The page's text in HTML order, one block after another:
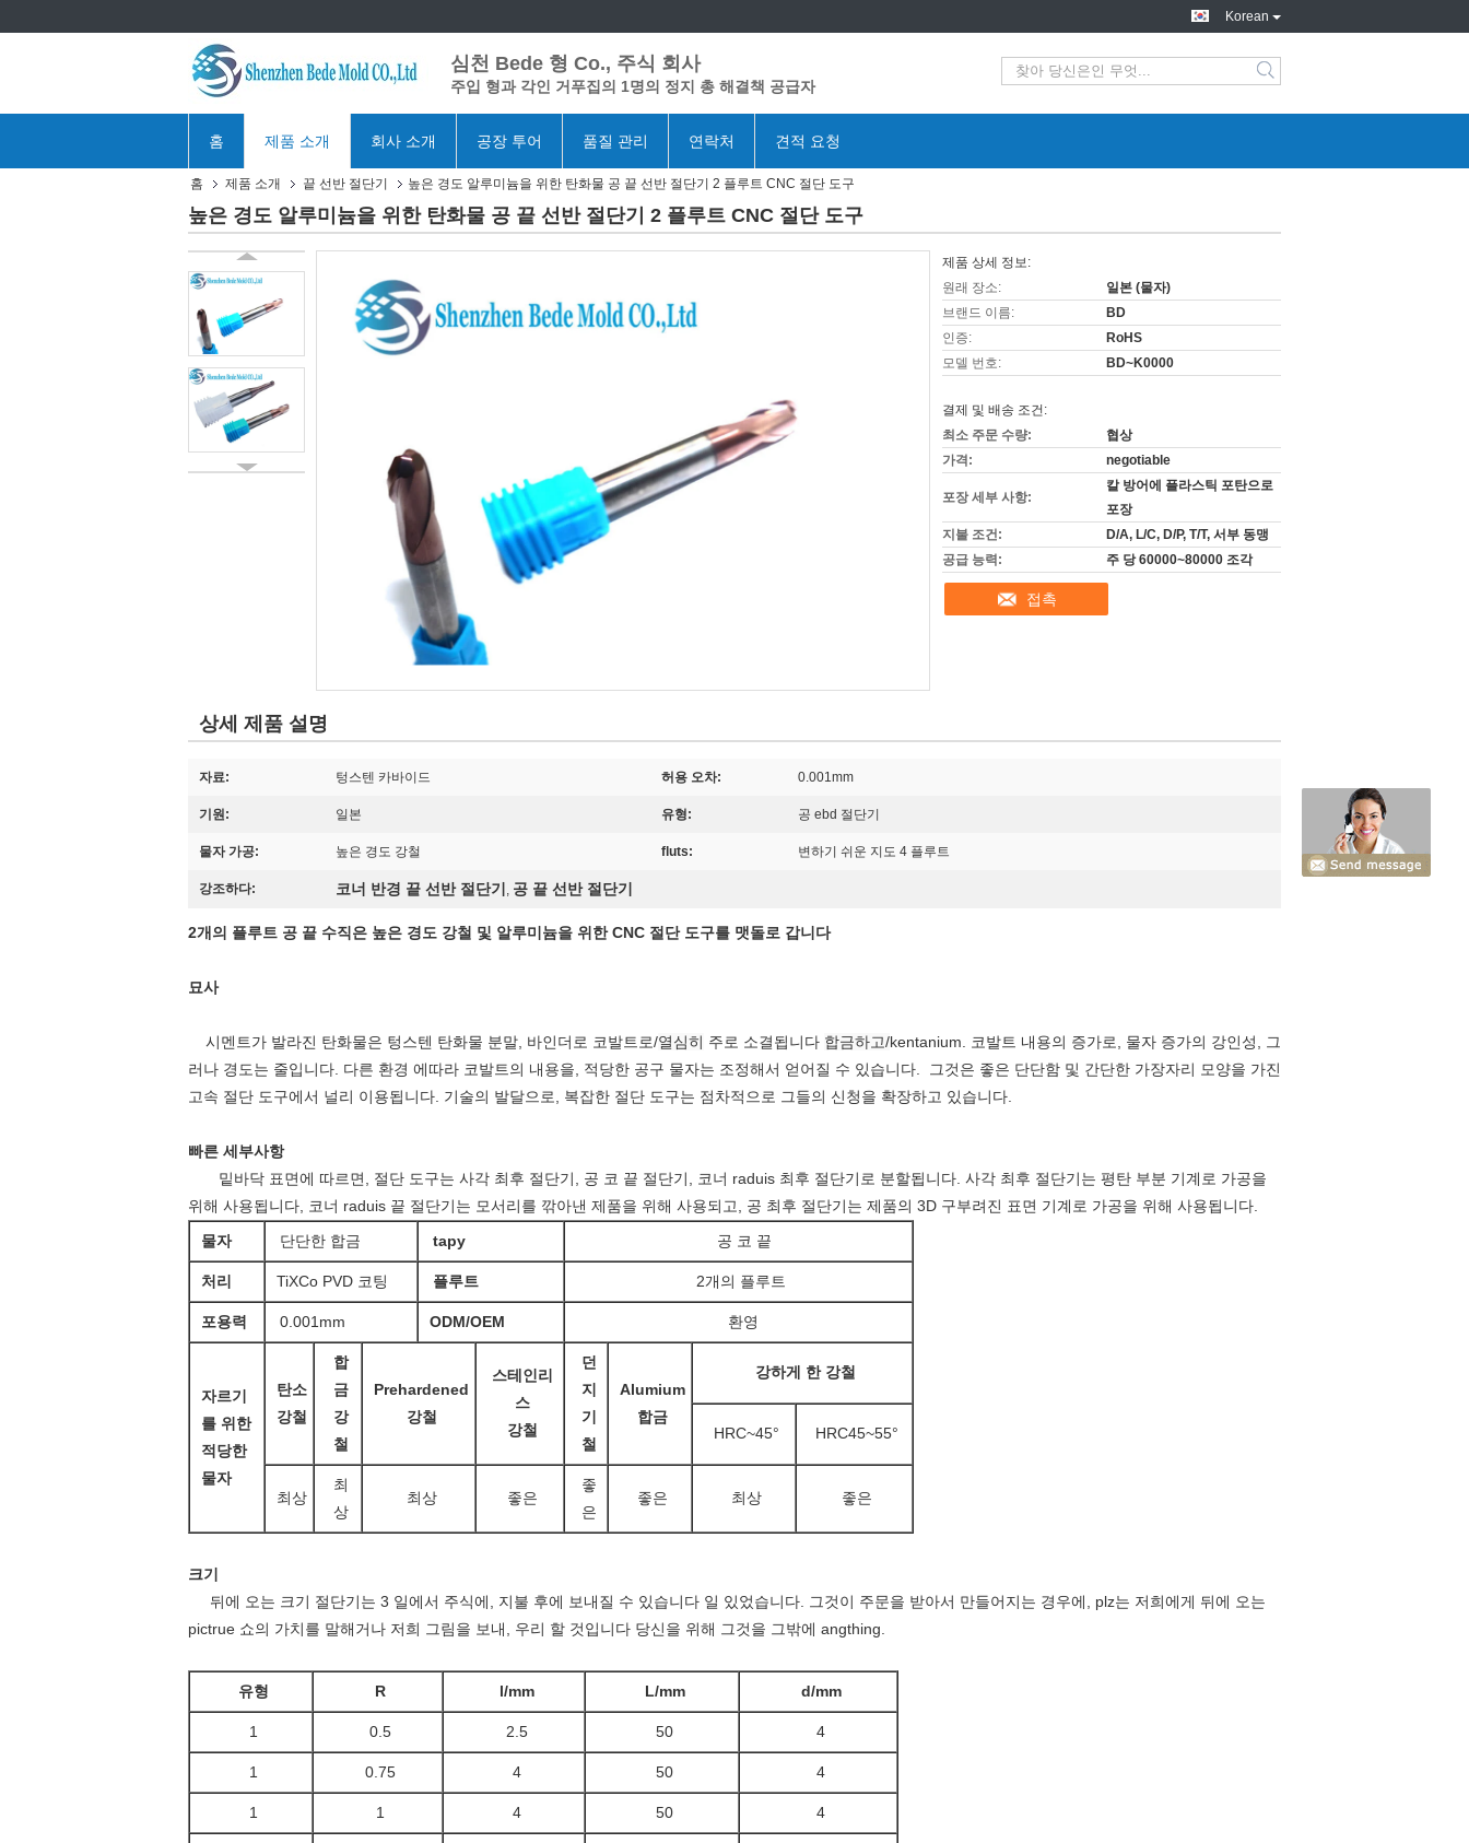
Korean
심천 Bede 형 Co., 주식 회사
주입 형과 각인 거푸집의 1명의 정지 총 해결책 공급자
홈 제품 소개 회사 소개 공장 투어 품질 관리 연락처 견적 요청
홈 제품 소개 끝 선반 절단기 높은 경도 알루미늄을 위한 탄화물 공 끝 선반 절단기 2 플루트 CNC 절단 도구
높은 경도 알루미늄을 위한 탄화물 공 끝 선반 절단기 2 플루트 CNC 절단 도구
제품 상세 정보:
원래 장소:
일본 (물자)
브랜드 이름:
BD
인증:
RoHS
모델 번호:
BD~K0000
결제 및 배송 조건:
최소 주문 수량:
협상
가격:
negotiable
포장 세부 사항:
칼 방어에 플라스틱 포탄으로
포장
지불 조건:
D/A, L/C, D/P, T/T, 서부 동맹
공급 능력:
주 당 60000~80000 조각
접촉
상세 제품 설명
자료: 텅스텐 카바이드 허용 오차: 0.001mm
기원: 일본 유형: 공 ebd 절단기
물자 가공: 높은 경도 강철 fluts: 변하기 쉬운 지도 4 플루트
강조하다: 코너 반경 끝 선반 절단기 , 공 끝 선반 절단기
2개의 플루트 공 끝 수직은 높은 경도 강철 및 알루미늄을 위한 CNC 절단 도구를 맷돌로 갑니다
묘사
시멘트가 발라진 탄화물은 텅스텐 탄화물 분말, 바인더로 코발트로/열심히 주로 소결됩니다 합금하고/kentanium. 코발트 내용의 증가로, 물자 증가의 강인성, 그
러나 경도는 줄입니다. 다른 환경 에따라 코발트의 내용을, 적당한 공구 물자는 조정해서 얻어질 수 있습니다. 그것은 좋은 단단함 및 간단한 가장자리 모양을 가진
고속 절단 도구에서 널리 이용됩니다. 기술의 발달으로, 복잡한 절단 도구는 점차적으로 그들의 신청을 확장하고 있습니다.
빠른 세부사항
밑바닥 표면에 따르면, 절단 도구는 사각 최후 절단기, 공 코 끝 절단기, 코너 raduis 최후 절단기로 분할됩니다. 사각 최후 절단기는 평탄 부분 기계로 가공을
위해 사용됩니다, 코너 raduis 끝 절단기는 모서리를 깎아낸 제품을 위해 사용되고, 공 최후 절단기는 제품의 3D 구부려진 표면 기계로 가공을 위해 사용됩니다.
물자
단단한 합금 tapy 공 코 끝
처리 TiXCo PVD 코팅 플루트 2개의 플루트
포용력 0.001mm ODM/OEM 환영
자르기
를 위한
적당한
물자
탄소
강철
합
금
강
철
Prehardened
강철
스테인리
스
강철
던
지
기
철
Alumium
합금
강하게 한 강철
HRC~45° HRC45~55°
최상
최
상
최상 좋은
좋
은
좋은 최상 좋은
크기
뒤에 오는 크기 절단기는 3 일에서 주식에, 지불 후에 보내질 수 있습니다 일 있었습니다. 그것이 주문을 받아서 만들어지는 경우에, plz는 저희에게 뒤에 오는
pictrue 쇼의 가치를 말해거나 저희 그림을 보내, 우리 할 것입니다 당신을 위해 그것을 그밖에 angthing.
유형 R l/mm L/mm d/mm
1 0.5 2.5 50 4
1 0.75 4 50 4
1 1 4 50 4